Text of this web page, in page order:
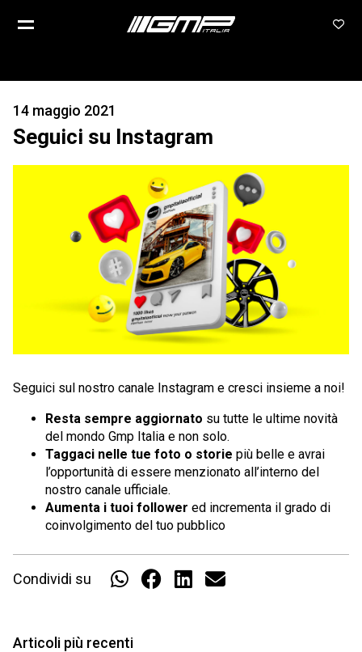
14 maggio 2021
Seguici su Instagram
Seguici sul nostro canale Instagram e cresci insieme a noi!
Resta sempre aggiornato su tutte le ultime novità
del mondo Gmp Italia e non solo.
Taggaci nelle tue foto o storie più belle e avrai
l’opportunità di essere menzionato all’interno del
nostro canale ufficiale.
Aumenta i tuoi follower ed incrementa il grado di
coinvolgimento del tuo pubblico
Condividi su
Articoli più recenti